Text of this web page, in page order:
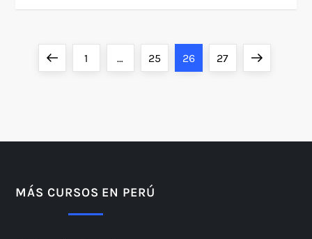
n
PreviousPage
1 … Page
25 Page
26 Page
27 Next
MÁS CURSOS EN PERÚ